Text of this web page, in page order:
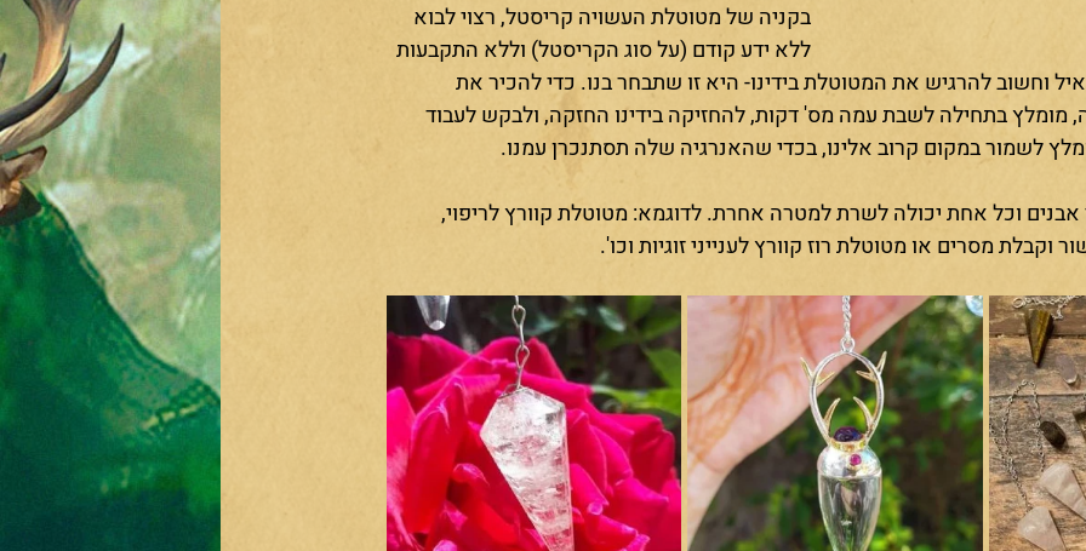
בקניה של מטוטלת העשויה קריסטל, רצוי לבוא
ללא ידע קודם (על סוג הקריסטל) וללא התקבעות
וחשוב להרגיש את המטוטלת בידינו- היא זו שתבחר בנו. כדי להכיר את
מומלץ בתחילה לשבת עמה מס' דקות, להחזיקה בידינו החזקה, ולבקש לעבוד
לשמור במקום קרוב אלינו, בכדי שהאנרגיה שלה תסתנכרן עמנו.
אבנים וכל אחת יכולה לשרת למטרה אחרת. לדוגמא: מטוטלת קוורץ לריפוי,
מסרים או מטוטלת רוז קוורץ לענייני זוגיות וכו'.